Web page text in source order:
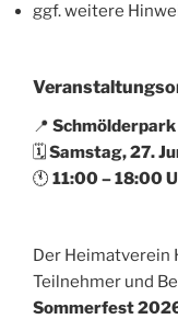
ggf. weitere
📍
🗓 Samstag, 27.
🕚 11:00 – 18:00
Der Heimatverein
Teilnehmer und
Sommerfest